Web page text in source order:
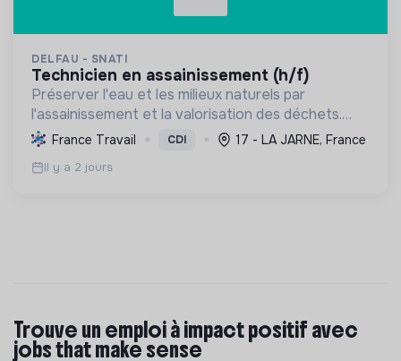
DELFAU - SNATI
technicien en assainissement (h/f)
Préserver l'eau et les milieux naturels par
l'assainissement et la valorisation des déchets.
Contribuer à la transition écologique via
France Travail CDI 17 - LA JARNE, France
Il y a 2 jours
Trouve un emploi à impact positif avec
jobs that make sense